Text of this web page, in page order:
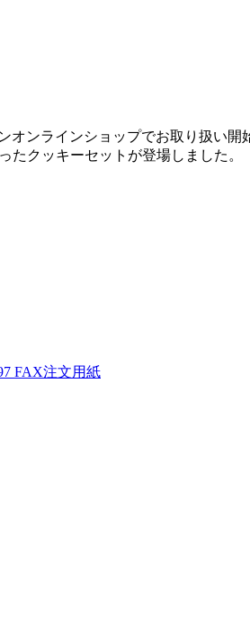
オンラインショップでお取り扱い開
クッキーセットが登場しました。